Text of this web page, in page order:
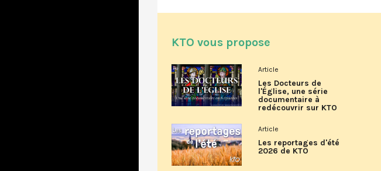
KTO vous propose
Article
Les Docteurs de
l'Église, une série
documentaire à
redécouvrir sur KTO
Article
Les reportages d'été
2026 de KTO